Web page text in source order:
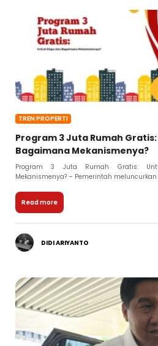
TREN PROPERTI
Program 3 Juta Rumah
Bagaimana Mekanismenya?
Program 3 Juta Rumah Gratis:
Mekanismenya? – Pemerintah meluncurkan
Read more
DIDI ARIYANTO